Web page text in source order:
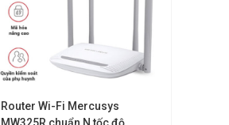
Router Wi-Fi Mercusys